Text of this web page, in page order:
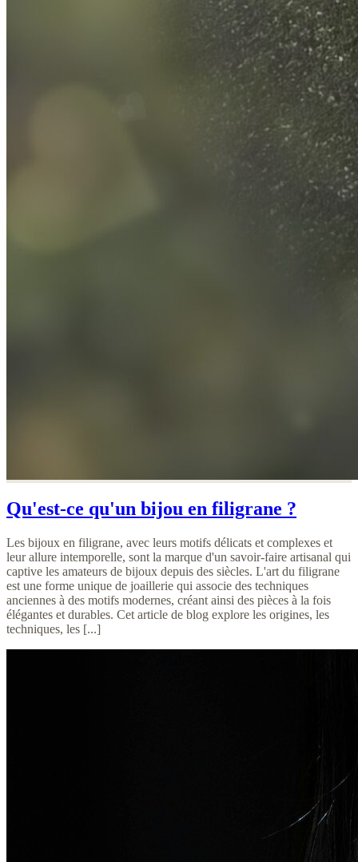
Qu'est-ce qu'un bijou en filigrane ?
Les bijoux en filigrane, avec leurs motifs délicats et complexes et
leur allure intemporelle, sont la marque d'un savoir-faire artisanal qui
captive les amateurs de bijoux depuis des siècles. L'art du filigrane
est une forme unique de joaillerie qui associe des techniques
anciennes à des motifs modernes, créant ainsi des pièces à la fois
élégantes et durables. Cet article de blog explore les origines, les
techniques, les [...]